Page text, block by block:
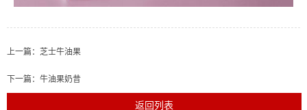
上一篇： 芝士牛油果
下一篇： 牛油果奶昔
返回列表